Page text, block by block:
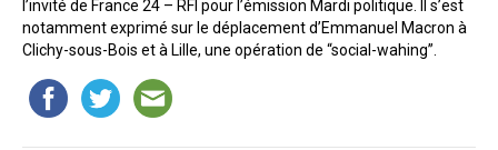
l’invité de France 24 – RFI pour l’émission Mardi politique. Il s’est
notamment exprimé sur le déplacement d’Emmanuel Macron à
Clichy-sous-Bois et à Lille, une opération de “social-wahing”.